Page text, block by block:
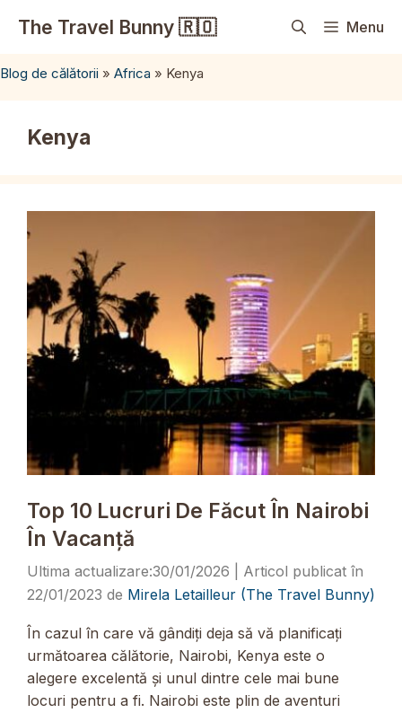
The Travel Bunny 🇷🇴 Menu
Blog de călătorii » Africa » Kenya
Kenya
Top 10 Lucruri De Făcut În Nairobi
În Vacanță
30/01/2026
22/01/2023 de Mirela Letailleur (The Travel Bunny)
În cazul în care vă gândiți deja să vă planificați
următoarea călătorie, Nairobi, Kenya este o
alegere excelentă și unul dintre cele mai bune
locuri pentru a fi. Nairobi este plin de aventuri